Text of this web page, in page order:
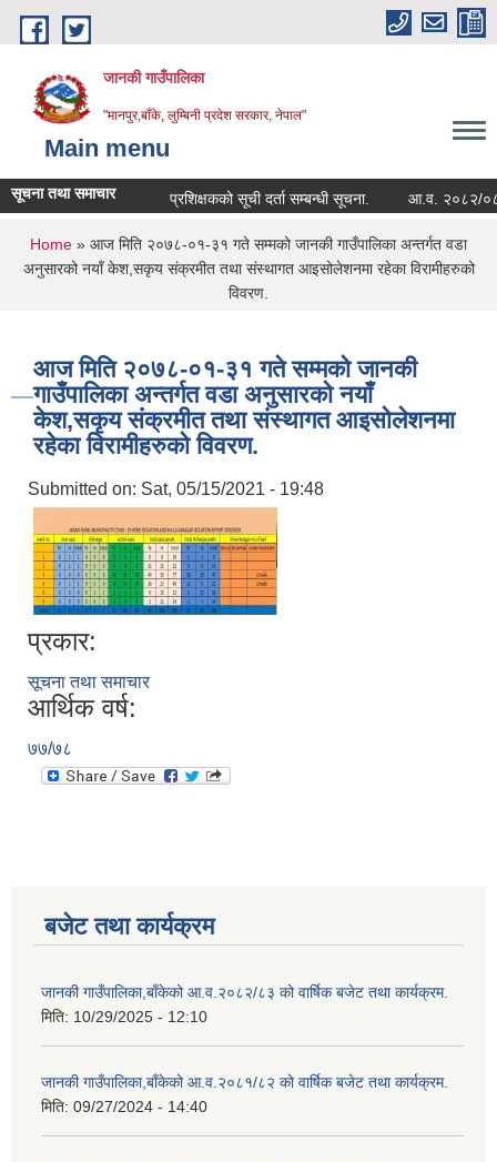
Skip to main content
जानकी गाउँपालिका
"मानपुर,बाँके, लुम्बिनी प्रदेश सरकार, नेपाल"
Main menu
सूचना तथा समाचार प्रशिक्षकको सूची दर्ता सम्बन्धी सूचना. आ.व. २०८२/०८३ को
You are here
Home » आज मिति २०७८-०१-३१ गते सम्मको जानकी गाउँपालिका अन्तर्गत वडा
अनुसारको नयाँ केश,सकृय संक्रमीत तथा संस्थागत आइसोलेशनमा रहेका विरामीहरुको
विवरण.
आज मिति २०७८-०१-३१ गते सम्मको जानकी
गाउँपालिका अन्तर्गत वडा अनुसारको नयाँ
केश,सकृय संक्रमीत तथा संस्थागत आइसोलेशनमा
रहेका विरामीहरुको विवरण.
Submitted on: Sat, 05/15/2021 - 19:48
प्रकार:
सूचना तथा समाचार
आर्थिक वर्ष:
७७/७८
बजेट तथा कार्यक्रम
जानकी गाउँपालिका,बाँकेको आ.व.२०८२/८३ को वार्षिक बजेट तथा कार्यक्रम.
मिति: 10/29/2025 - 12:10
जानकी गाउँपालिका,बाँकेको आ.व.२०८१/८२ को वार्षिक बजेट तथा कार्यक्रम.
मिति: 09/27/2024 - 14:40